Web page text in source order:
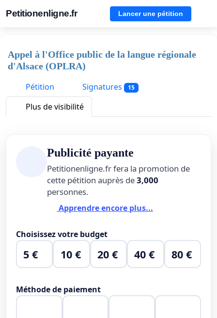
Petitionenligne.fr Lancer une pétition
Appel à l'Office public de la langue régionale
d'Alsace (OPLRA)
Pétition
Signatures 15
Plus de visibilité
Publicité payante
Petitionenligne.fr fera la promotion de
cette pétition auprès de3,000
personnes.
Apprendre encore plus...
Choisissez votre budget
5 € 10 € 20 € 40 € 80 €
Méthode de paiement